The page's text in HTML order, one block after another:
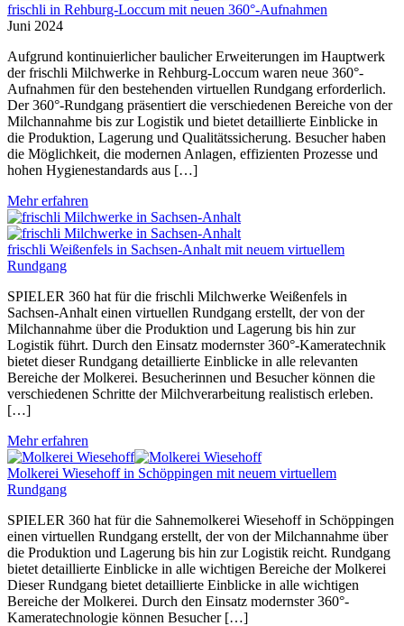
frischli in Rehburg-Loccum mit neuen 360°-Aufnahmen
Juni 2024
Aufgrund kontinuierlicher baulicher Erweiterungen im Hauptwerk
der frischli Milchwerke in Rehburg-Loccum waren neue 360°-
Aufnahmen für den bestehenden virtuellen Rundgang erforderlich.
Der 360°-Rundgang präsentiert die verschiedenen Bereiche von der
Milchannahme bis zur Logistik und bietet detaillierte Einblicke in
die Produktion, Lagerung und Qualitätssicherung. Besucher haben
die Möglichkeit, die modernen Anlagen, effizienten Prozesse und
hohen Hygienestandards aus […]
Mehr erfahren
frischli Weißenfels in Sachsen-Anhalt mit neuem virtuellem
Rundgang
SPIELER 360 hat für die frischli Milchwerke Weißenfels in
Sachsen-Anhalt einen virtuellen Rundgang erstellt, der von der
Milchannahme über die Produktion und Lagerung bis hin zur
Logistik führt. Durch den Einsatz modernster 360°-Kameratechnik
bietet dieser Rundgang detaillierte Einblicke in alle relevanten
Bereiche der Molkerei. Besucherinnen und Besucher können die
verschiedenen Schritte der Milchverarbeitung realistisch erleben.
[…]
Mehr erfahren
Molkerei Wiesehoff in Schöppingen mit neuem virtuellem
Rundgang
SPIELER 360 hat für die Sahnemolkerei Wiesehoff in Schöppingen
einen virtuellen Rundgang erstellt, der von der Milchannahme über
die Produktion und Lagerung bis hin zur Logistik reicht. Rundgang
bietet detaillierte Einblicke in alle wichtigen Bereiche der Molkerei
Dieser Rundgang bietet detaillierte Einblicke in alle wichtigen
Bereiche der Molkerei. Durch den Einsatz modernster 360°-
Kameratechnologie können Besucher […]